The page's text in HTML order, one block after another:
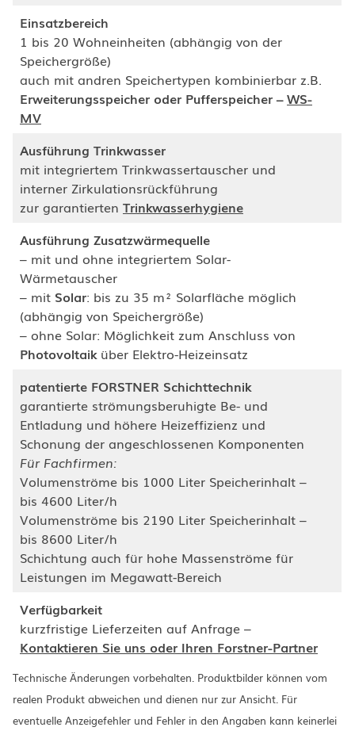
Einsatzbereich
1 bis 20 Wohneinheiten (abhängig von der
Speichergröße)
auch mit andren Speichertypen kombinierbar z.B.
Erweiterungsspeicher oder Pufferspeicher –WS-
MV
Ausführung Trinkwasser
mit integriertem Trinkwassertauscher und
interner Zirkulationsrückführung
zur garantierten Trinkwasserhygiene
Ausführung Zusatzwärmequelle
– mit und ohne integriertem Solar-
Wärmetauscher
– mit Solar: bis zu 35 m² Solarfläche möglich
(abhängig von Speichergröße)
– ohne Solar: Möglichkeit zum Anschluss von
Photovoltaik über Elektro-Heizeinsatz
patentierte FORSTNER Schichttechnik
garantierte strömungsberuhigte Be- und
Entladung und höhere Heizeffizienz und
Schonung der angeschlossenen Komponenten
Für Fachfirmen:
Volumenströme bis 1000 Liter Speicherinhalt –
bis 4600 Liter/h
Volumenströme bis 2190 Liter Speicherinhalt –
bis 8600 Liter/h
Schichtung auch für hohe Massenströme für
Leistungen im Megawatt-Bereich
Verfügbarkeit
kurzfristige Lieferzeiten auf Anfrage –
Kontaktieren Sie uns oder Ihren Forstner-Partner
Technische Änderungen vorbehalten. Produktbilder können vom
realen Produkt abweichen und dienen nur zur Ansicht. Für
eventuelle Anzeigefehler und Fehler in den Angaben kann keinerlei